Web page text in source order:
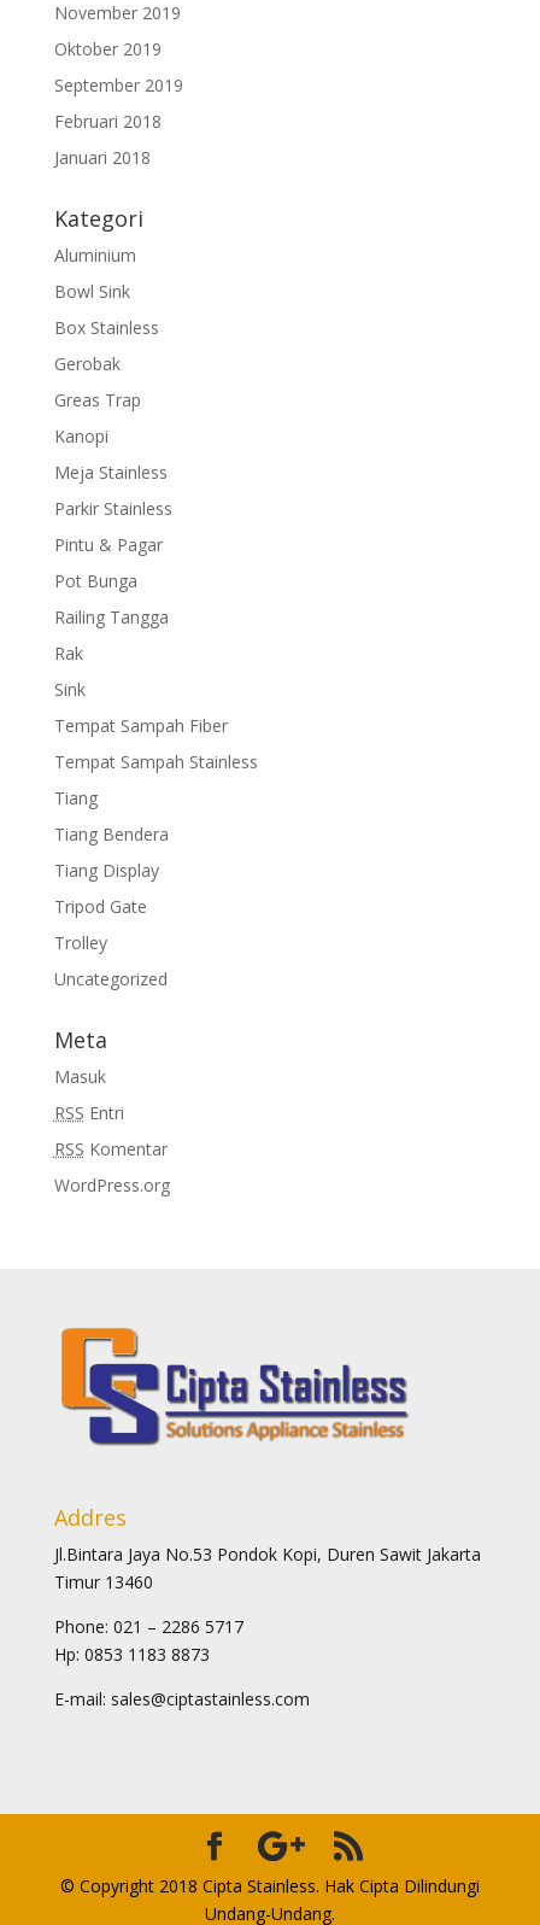
November 2019
Oktober 2019
September 2019
Februari 2018
Januari 2018
Kategori
Aluminium
Bowl Sink
Box Stainless
Gerobak
Greas Trap
Kanopi
Meja Stainless
Parkir Stainless
Pintu & Pagar
Pot Bunga
Railing Tangga
Rak
Sink
Tempat Sampah Fiber
Tempat Sampah Stainless
Tiang
Tiang Bendera
Tiang Display
Tripod Gate
Trolley
Uncategorized
Meta
Masuk
RSS Entri
RSS Komentar
WordPress.org
Addres
Jl.Bintara Jaya No.53 Pondok Kopi, Duren Sawit Jakarta
Timur 13460
Phone: 021 – 2286 5717
Hp: 0853 1183 8873
E-mail: sales@ciptastainless.com
© Copyright 2018 Cipta Stainless. Hak Cipta Dilindungi
Undang-Undang.